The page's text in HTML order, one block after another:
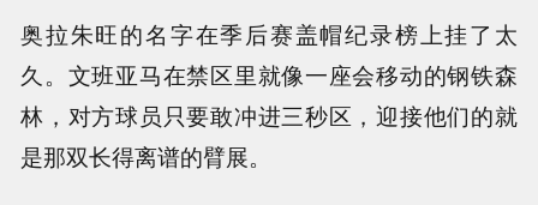
奥拉朱旺的名字在季后赛盖帽纪录榜上挂了太
久。文班亚马在禁区里就像一座会移动的钢铁森
林，对方球员只要敢冲进三秒区，迎接他们的就
是那双长得离谱的臂展。